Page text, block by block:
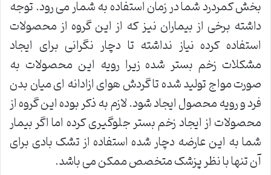
بخش کمردرد شما در زمان استفاده به شمار می رود. توجه
داشته برخی از بیماران نیز که از این گروه از محصولات
استفاده کرده نیاز نداشته تا دچار نگرانی برای ایجاد
مشکلات زخم بستر شده زیرا رویه این محصولات به
صورت مواج تولید شده تا گردش هوای ازادانه ای میان بدن
فرد و رویه محصول ایجاد شود. لازم به ذکر بوده این گروه از
محصولات از ایجاد زخم بستر جلوگیری کرده اما اگر بیمار
شما به این عارضه دچار شده استفاده از تشک بادی برای
آن تنها با نظر پزشک متخصص ممکن می باشد.